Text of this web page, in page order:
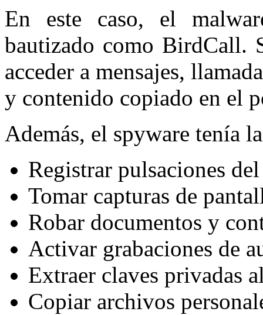
En este caso, el
bautizado como BirdCall.
acceder a mensajes,
y contenido copiado en el
Además, el spyware tenía
Registrar pulsaciones
Tomar capturas de
Robar documentos y
Activar grabaciones de
Extraer claves privadas
Copiar archivos